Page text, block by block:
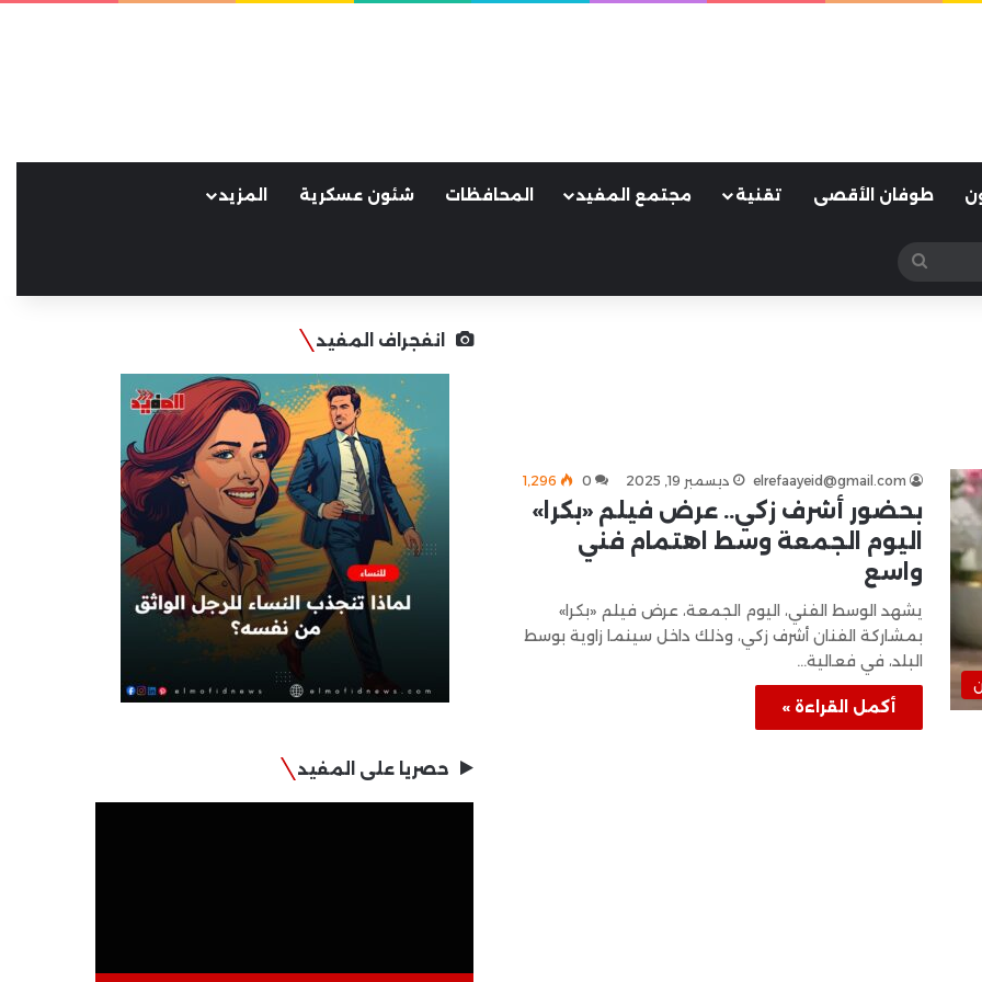
طوفان الأقصى تقنية مجتمع المفيد المحافظات شئون عسكرية المزيد
بحث
عن
elrefaayeid@gmail.com ديسمبر 19, 2025 0 1٬296
بحضور أشرف زكي.. عرض فيلم «بكرا»
اليوم الجمعة وسط اهتمام فني
واسع
يشهد الوسط الفني، اليوم الجمعة، عرض فيلم «بكرا»
بمشاركة الفنان أشرف زكي، وذلك داخل سينما زاوية بوسط
البلد، في فعالية…
أكمل القراءة »
انفجراف المفيد
حصريا على المفيد